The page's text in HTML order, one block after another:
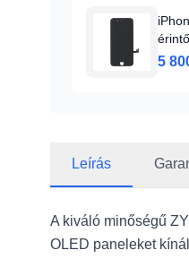
5
Leírás
A kiváló minőségű
OLED paneleket